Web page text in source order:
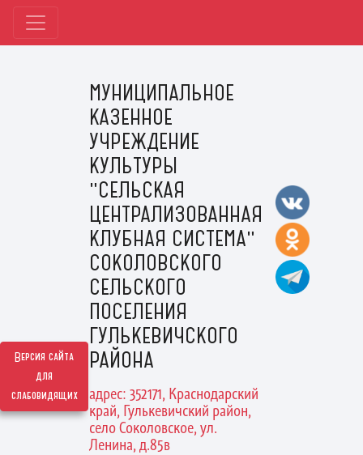
Версия сайта
для
слабовидящих
МУНИЦИПАЛЬНОЕ
КАЗЕННОЕ
УЧРЕЖДЕНИЕ
КУЛЬТУРЫ
"СЕЛЬСКАЯ
ЦЕНТРАЛИЗОВАННАЯ
КЛУБНАЯ СИСТЕМА"
СОКОЛОВСКОГО
СЕЛЬСКОГО
ПОСЕЛЕНИЯ
ГУЛЬКЕВИЧСКОГО
РАЙОНА
адрес: 352171, Краснодарский
край, Гулькевичский район,
село Соколовское, ул.
Ленина, д.85в